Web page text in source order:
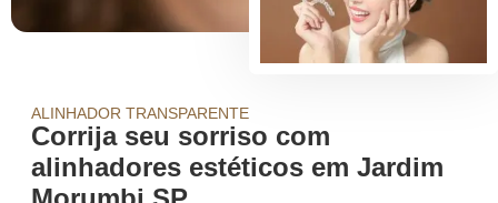
ALINHADOR TRANSPARENTE
Corrija seu sorriso com
alinhadores estéticos em Jardim